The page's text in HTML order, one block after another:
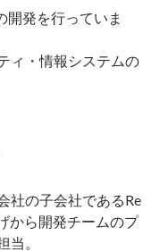
開発を行っていま
ィ・情報システムの
社の子会社であるRe
から開発チームのプ
当。